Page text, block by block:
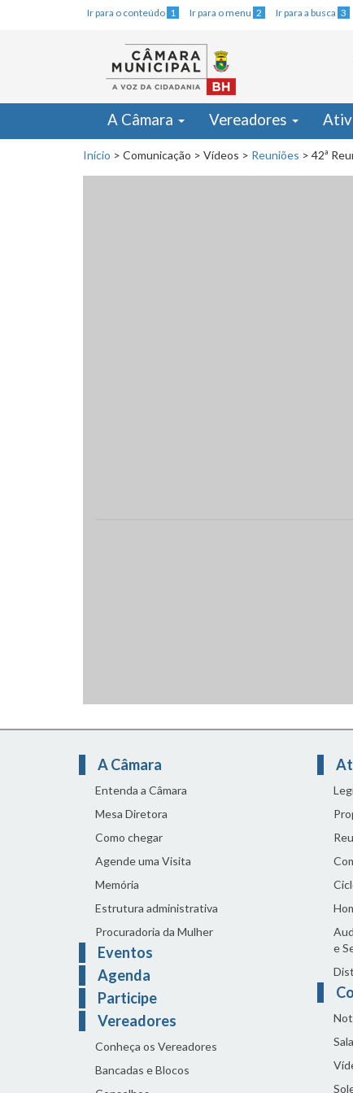
Ir para o conteúdo 1 Ir para o menu 2 Ir para a busca 3
A Câmara Vereadores
Início > Comunicação > Vídeos > Reuniões > 42ª
A Câmara
Entenda a Câmara
Mesa Diretora
Como chegar
Agende uma Visita
Memória
Estrutura administrativa
Procuradoria da Mulher
Eventos
Agenda
Participe
Vereadores
Conheça os Vereadores
Bancadas e Blocos
e